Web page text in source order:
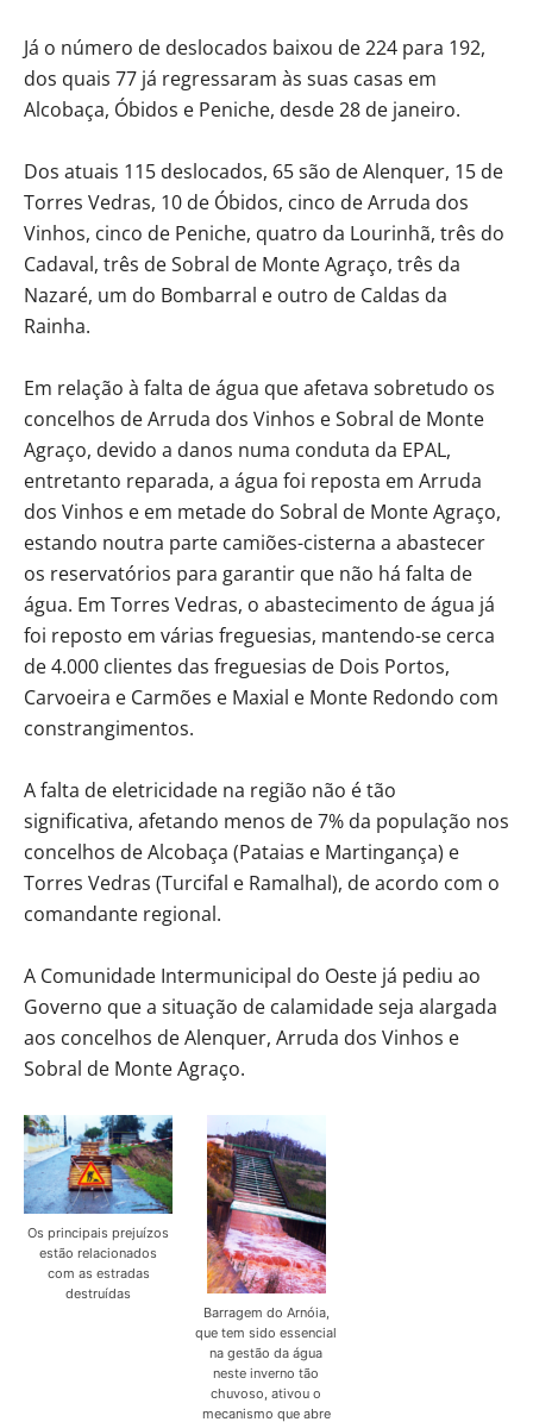
Já o número de deslocados baixou de 224 para 192,
dos quais 77 já regressaram às suas casas em
Alcobaça, Óbidos e Peniche, desde 28 de janeiro.
Dos atuais 115 deslocados, 65 são de Alenquer, 15 de
Torres Vedras, 10 de Óbidos, cinco de Arruda dos
Vinhos, cinco de Peniche, quatro da Lourinhã, três do
Cadaval, três de Sobral de Monte Agraço, três da
Nazaré, um do Bombarral e outro de Caldas da
Rainha.
Em relação à falta de água que afetava sobretudo os
concelhos de Arruda dos Vinhos e Sobral de Monte
Agraço, devido a danos numa conduta da EPAL,
entretanto reparada, a água foi reposta em Arruda
dos Vinhos e em metade do Sobral de Monte Agraço,
estando noutra parte camiões-cisterna a abastecer
os reservatórios para garantir que não há falta de
água. Em Torres Vedras, o abastecimento de água já
foi reposto em várias freguesias, mantendo-se cerca
de 4.000 clientes das freguesias de Dois Portos,
Carvoeira e Carmões e Maxial e Monte Redondo com
constrangimentos.
A falta de eletricidade na região não é tão
significativa, afetando menos de 7% da população nos
concelhos de Alcobaça (Pataias e Martingança) e
Torres Vedras (Turcifal e Ramalhal), de acordo com o
comandante regional.
A Comunidade Intermunicipal do Oeste já pediu ao
Governo que a situação de calamidade seja alargada
aos concelhos de Alenquer, Arruda dos Vinhos e
Sobral de Monte Agraço.
Os principais prejuízos
estão relacionados
com as estradas
destruídas
Barragem do Arnóia,
que tem sido essencial
na gestão da água
neste inverno tão
chuvoso, ativou o
mecanismo que abre